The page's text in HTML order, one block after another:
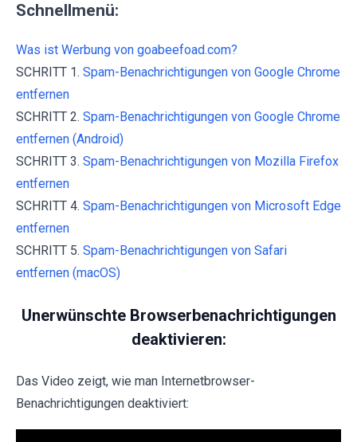
Schnellmenü:
Was ist Werbung von goabeefoad.com?
SCHRITT 1. Spam-Benachrichtigungen von Google Chrome
entfernen
SCHRITT 2. Spam-Benachrichtigungen von Google Chrome
entfernen (Android)
SCHRITT 3. Spam-Benachrichtigungen von Mozilla Firefox
entfernen
SCHRITT 4. Spam-Benachrichtigungen von Microsoft Edge
entfernen
SCHRITT 5. Spam-Benachrichtigungen von Safari
entfernen (macOS)
Unerwünschte Browserbenachrichtigungen
deaktivieren:
Das Video zeigt, wie man Internetbrowser-
Benachrichtigungen deaktiviert: